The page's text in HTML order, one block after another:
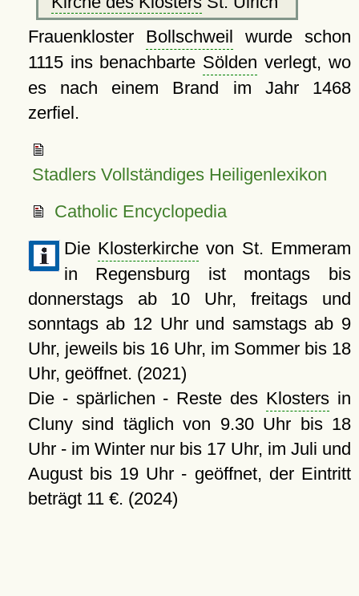
Frauenkloster Bollschweil wurde schon
1115 ins benachbarte Sölden verlegt, wo
es nach einem Brand im Jahr 1468
zerfiel.
Stadlers Vollständiges Heiligenlexikon
Catholic Encyclopedia
Die Klosterkirche von St. Emmeram
in Regensburg ist montags bis
donnerstags ab 10 Uhr, freitags und
sonntags ab 12 Uhr und samstags ab 9
Uhr, jeweils bis 16 Uhr, im Sommer bis 18
Uhr, geöffnet. (2021)
Die - spärlichen - Reste des Klosters in
Cluny sind täglich von 9.30 Uhr bis 18
Uhr - im Winter nur bis 17 Uhr, im Juli und
August bis 19 Uhr - geöffnet, der Eintritt
beträgt 11 €. (2024)